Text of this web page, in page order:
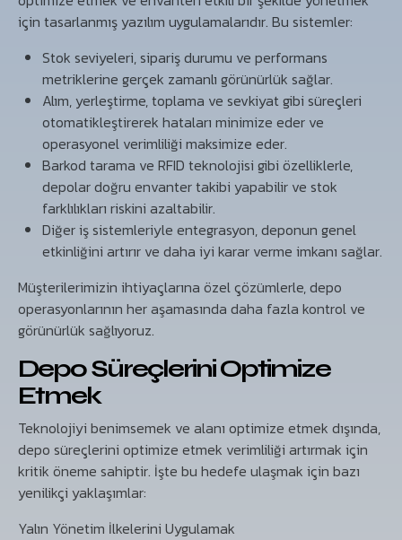
için tasarlanmış yazılım uygulamalarıdır. Bu sistemler:
Stok seviyeleri, sipariş durumu ve performans
metriklerine gerçek zamanlı görünürlük sağlar.
Alım, yerleştirme, toplama ve sevkiyat gibi süreçleri
otomatikleştirerek hataları minimize eder ve
operasyonel verimliliği maksimize eder.
Barkod tarama ve RFID teknolojisi gibi özelliklerle,
depolar doğru envanter takibi yapabilir ve stok
farklılıkları riskini azaltabilir.
Diğer iş sistemleriyle entegrasyon, deponun genel
etkinliğini artırır ve daha iyi karar verme imkanı sağlar.
Müşterilerimizin ihtiyaçlarına özel çözümlerle, depo
operasyonlarının her aşamasında daha fazla kontrol ve
görünürlük sağlıyoruz.
Depo Süreçlerini Optimize
Etmek
Teknolojiyi benimsemek ve alanı optimize etmek dışında,
depo süreçlerini optimize etmek verimliliği artırmak için
kritik öneme sahiptir. İşte bu hedefe ulaşmak için bazı
yenilikçi yaklaşımlar:
Yalın Yönetim İlkelerini Uygulamak